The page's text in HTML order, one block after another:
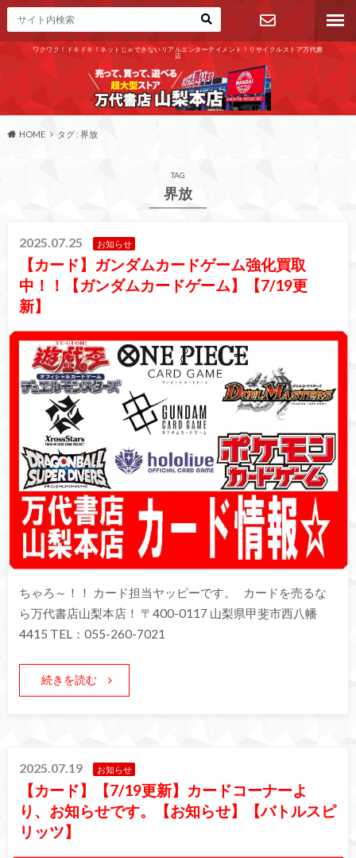
ワクワク！ドキドキ！ネットじゃできないリアルエンターテイメント！リサイクルストア万代書
店
お問い合わ
せ
HOME タグ : 界放
TAG
界放
2025.07.25 お知らせ
【カード】ガンダムカードゲーム強化買取
中！！【ガンダムカードゲーム】【7/19更
新】
ちゃろ～！！ カード担当ヤッピーです。 カードを売るな
ら万代書店山梨本店！ 〒400-0117 山梨県甲斐市西八幡
4415 TEL：055-260-7021
続きを読む
2025.07.19 お知らせ
【カード】【7/19更新】カードコーナーよ
り、お知らせです。【お知らせ】【バトルスピ
リッツ】